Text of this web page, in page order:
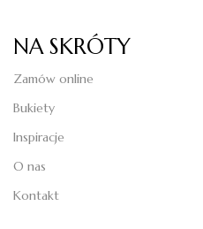
NA SKRÓTY
Zamów online
Bukiety
Inspiracje
O nas
Kontakt